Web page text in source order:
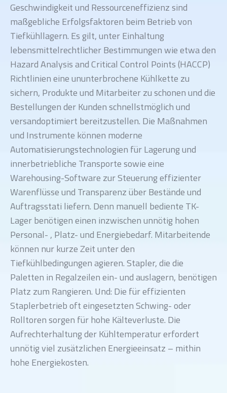
Geschwindigkeit und Ressourceneffizienz sind
maßgebliche Erfolgsfaktoren beim Betrieb von
Tiefkühllagern. Es gilt, unter Einhaltung
lebensmittelrechtlicher Bestimmungen wie etwa den
Hazard Analysis and Critical Control Points (HACCP)
Richtlinien eine ununterbrochene Kühlkette zu
sichern, Produkte und Mitarbeiter zu schonen und die
Bestellungen der Kunden schnellstmöglich und
versandoptimiert bereitzustellen. Die Maßnahmen
und Instrumente können moderne
Automatisierungstechnologien für Lagerung und
innerbetriebliche Transporte sowie eine
Warehousing-Software zur Steuerung effizienter
Warenflüsse und Transparenz über Bestände und
Auftragsstati liefern. Denn manuell bediente TK-
Lager benötigen einen inzwischen unnötig hohen
Personal- , Platz- und Energiebedarf. Mitarbeitende
können nur kurze Zeit unter den
Tiefkühlbedingungen agieren. Stapler, die die
Paletten in Regalzeilen ein- und auslagern, benötigen
Platz zum Rangieren. Und: Die für effizienten
Staplerbetrieb oft eingesetzten Schwing- oder
Rolltoren sorgen für hohe Kälteverluste. Die
Aufrechterhaltung der Kühltemperatur erfordert
unnötig viel zusätzlichen Energieeinsatz – mithin
hohe Energiekosten.